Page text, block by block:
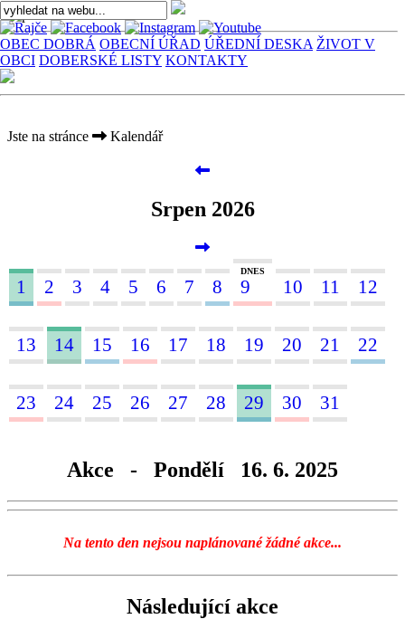
OBEC DOBRÁ OBECNÍ ÚŘAD ÚŘEDNÍ DESKA ŽIVOT V
OBCI DOBERSKÉ LISTY KONTAKTY
Jste na stránce Kalendář
Srpen 2026
1 2 3 4 5 6 7 8
DNES
9 10 11 12
13 14 15 16 17 18 19 20 21 22
23 24 25 26 27 28 29 30 31
Akce - Pondělí 16. 6. 2025
Na tento den nejsou naplánované žádné akce...
Následující akce